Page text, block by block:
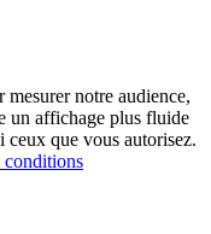
mesurer notre audience,
un affichage plus fluide
ceux que vous autorisez.